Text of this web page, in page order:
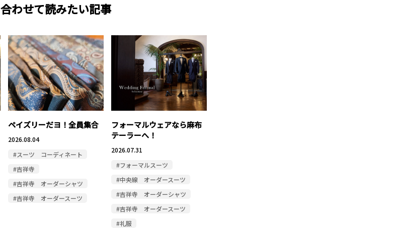
合わせて読みたい記事
ペイズリーだヨ！全員集合
2026.08.04
#スーツ コーディネート
#吉祥寺
#吉祥寺 オーダーシャツ
#吉祥寺 オーダースーツ
フォーマルウェアなら麻布
テーラーへ！
2026.07.31
#フォーマルスーツ
#中央線 オーダースーツ
#吉祥寺 オーダーシャツ
#吉祥寺 オーダースーツ
#礼服